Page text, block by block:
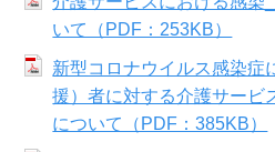
いて（PDF：253KB）
新型コロナウイルス感染症
援）者に対する介護サービ
について（PDF：385KB）